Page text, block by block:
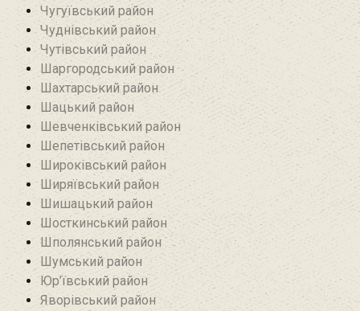
Чугуївський район
Чуднівський район
Чутівський район
Шаргородський район
Шахтарський район‎
Шацький район
Шевченківський район
Шепетівський район
Широківський район
Ширяївський район
Шишацький район
Шосткинський район
Шполянський район
Шумський район
Юр’ївський район
Яворівський район